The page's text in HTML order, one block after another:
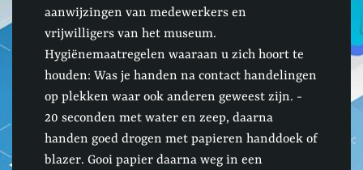
aanwijzingen van medewerkers en
vrijwilligers van het museum.
Hygiënemaatregelen waaraan u zich hoort te
houden: Was je handen na contact handelingen
op plekken waar ook anderen geweest zijn. -
20 seconden met water en zeep, daarna
handen goed drogen met papieren handdoek of
blazer. Gooi papier daarna weg in een